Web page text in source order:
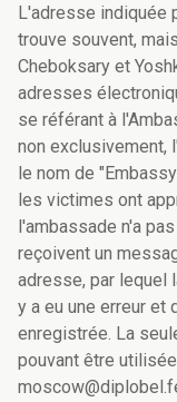
L'adresse indiquée
trouve souvent,
Cheboksary et
adresses
se référant à
non exclusivement,
le nom de
les victimes ont
l'ambassade n'a
reçoivent un
adresse, par lequel
y a eu une erreur et
enregistrée. La
pouvant être